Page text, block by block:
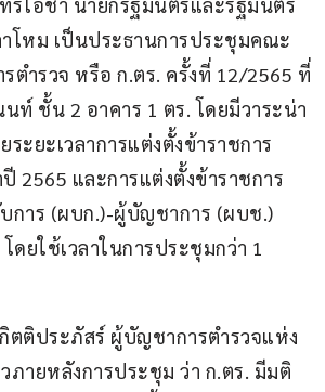
ร์โอชา นายกรัฐมนตรีและรัฐมนตรี
าโหม เป็นประธานการประชุมคณะ
ตำรวจ หรือ ก.ตร. ครั้งที่ 12/2565 ที่
ท์ ชั้น 2 อาคาร 1 ตร. โดยมีวาระน่า
ะยะเวลาการแต่งตั้งข้าราชการ
2565 และการแต่งตั้งข้าราชการ
การ (ผบก.)-ผู้บัญชาการ (ผบช.)
ดยใช้เวลาในการประชุมกว่า 1
ตติประภัสร์ ผู้บัญชาการตำรวจแห่ง
ภายหลังการประชุม ว่า ก.ตร. มีมติ